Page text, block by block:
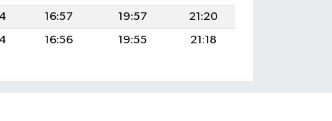
16:57 19:57
21:20
16:56 19:55 21:18